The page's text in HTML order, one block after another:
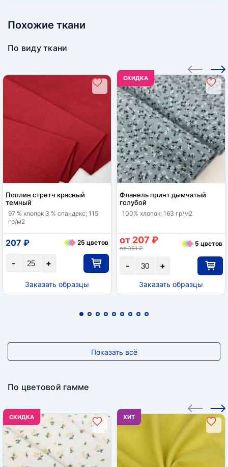
Похожие ткани
По виду ткани
Поплин стретч красный
темный
97 % хлопок 3 % спандекс; 115
гр/м2
+
-
207 ₽ 25 цветов
Заказать образцы
CКИДКА
Фланель принт дымчатый
голубой
100% хлопок; 163 гр/м2
+
-
от 207 ₽
от 351 ₽
5 цветов
Заказать образцы
Показать всё
По цветовой гамме
CКИДКА ХИТ